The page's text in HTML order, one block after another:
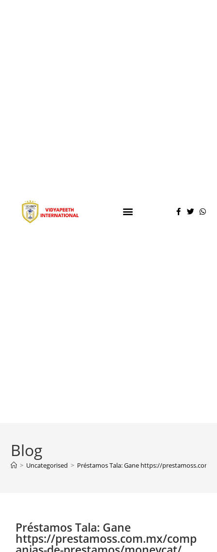
Blog
> Uncategorised > Préstamos Tala: Gane https://
Préstamos Tala: Gane
https://prestamoss.com.mx/comp